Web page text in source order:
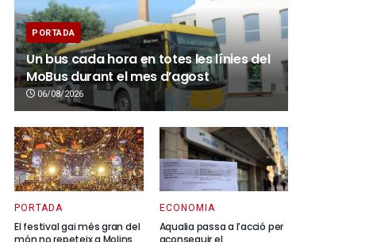
PORTADA
Un bus cada hora en totes les línies del
MoBus durant el mes d’agost
06/08/2026
PORTADA
El festival gai més gran del
món no repeteix a Molins
ECONOMIA
Aqualia passa a l’acció per
aconseguir el